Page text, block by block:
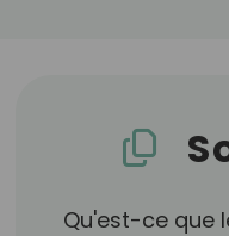
Qu'est-ce que